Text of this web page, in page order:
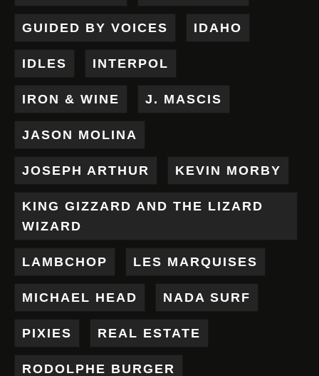
GUIDED BY VOICES IDAHO
IDLES INTERPOL
IRON & WINE J. MASCIS
JASON MOLINA
JOSEPH ARTHUR KEVIN MORBY
KING GIZZARD AND THE LIZARD
WIZARD
LAMBCHOP LES MARQUISES
MICHAEL HEAD NADA SURF
PIXIES REAL ESTATE
RODOLPHE BURGER